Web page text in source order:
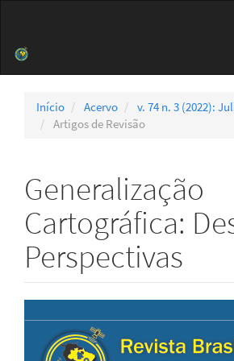
Barra
Início Acervo
v. 74 n. 3 (2022):
Artigos de Revisão
Generalização
Cartográfica:
Perspectivas
Barra
lateral